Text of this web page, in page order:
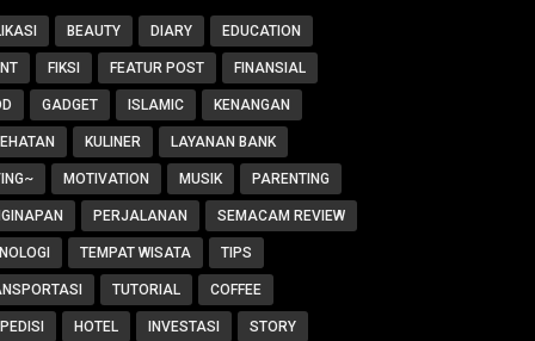
BEAUTY DIARY EDUCATION
FIKSI FEATUR POST FINANSIAL
GADGET ISLAMIC KENANGAN
KULINER LAYANAN BANK
MOTIVATION MUSIK PARENTING
PERJALANAN SEMACAM REVIEW
TEMPAT WISATA TIPS
TUTORIAL COFFEE
HOTEL INVESTASI STORY